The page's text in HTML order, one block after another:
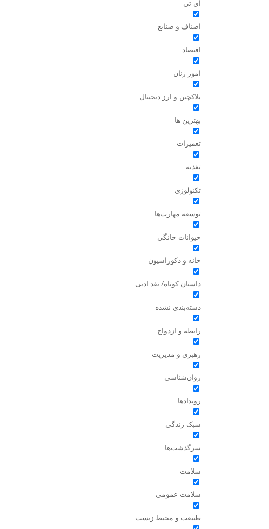
آی تی
اصناف و صنایع
اقتصاد
امور زنان
بلاکچین و ارز دیجیتال
بهترین ها
تعمیرات
تغذیه
تکنولوژی
توسعه مهارت‌ها
حیوانات خانگی
خانه و دکوراسیون
داستان کوتاه/ نقد ادبی
دسته‌بندی نشده
رابطه و ازدواج
رهبری و مدیریت
روان‌شناسی
رویدادها
سبک زندگی
سرگذشت‌ها
سلامت
سلامت عمومی
طبیعت و محیط زیست